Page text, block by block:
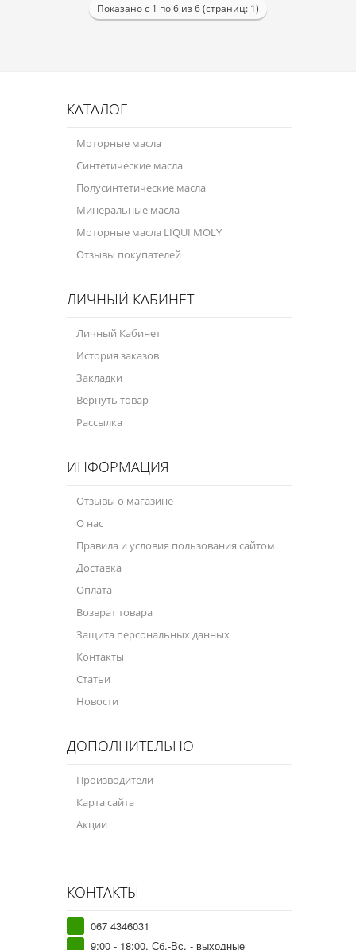
Показано с 1 по 6 из 6 (страниц: 1)
КАТАЛОГ
Моторные масла
Синтетические масла
Полусинтетические масла
Минеральные масла
Моторные масла LIQUI MOLY
Отзывы покупателей
ЛИЧНЫЙ КАБИНЕТ
Личный Кабинет
История заказов
Закладки
Вернуть товар
Рассылка
ИНФОРМАЦИЯ
Отзывы о магазине
О нас
Правила и условия пользования сайтом
Доставка
Оплата
Возврат товара
Защита персональных данных
Контакты
Статьи
Новости
ДОПОЛНИТЕЛЬНО
Производители
Карта сайта
Акции
КОНТАКТЫ
067 4346031
9:00 - 18:00, Сб.-Вс. - выходные